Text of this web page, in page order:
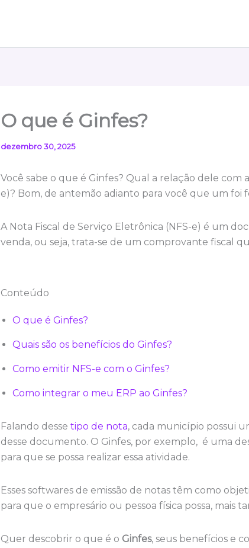
O que é Ginfes?
dezembro 30, 2025
Você sabe o que é Ginfes? Qual a relação dele com
e)? Bom, de antemão adianto para você que um foi
A Nota Fiscal de Serviço Eletrônica (NFS-e) é um
venda, ou seja, trata-se de um comprovante fiscal
Conteúdo
O que é Ginfes?
Quais são os benefícios do Ginfes?
Como emitir NFS-e com o Ginfes?
Como integrar o meu ERP ao Ginfes?
Falando desse tipo de nota, cada município possui
desse documento. O Ginfes, por exemplo, é uma
para que se possa realizar essa atividade.
Esses softwares de emissão de notas têm como
para que o empresário ou pessoa física possa, mais
Quer descobrir o que é o Ginfes, seus benefícios e